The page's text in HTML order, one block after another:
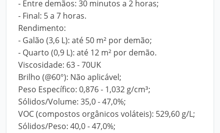
- Entre demãos: 30 minutos a 2 horas;
- Final: 5 a 7 horas.
Rendimento:
- Galão (3,6 L): até 50 m² por demão;
- Quarto (0,9 L): até 12 m² por demão.
Viscosidade: 63 - 70UK
Brilho (@60°): Não aplicável;
Peso Específico: 0,876 - 1,032 g/cm³;
Sólidos/Volume: 35,0 - 47,0%;
VOC (compostos orgânicos voláteis): 529,60 g/L;
Sólidos/Peso: 40,0 - 47,0%;